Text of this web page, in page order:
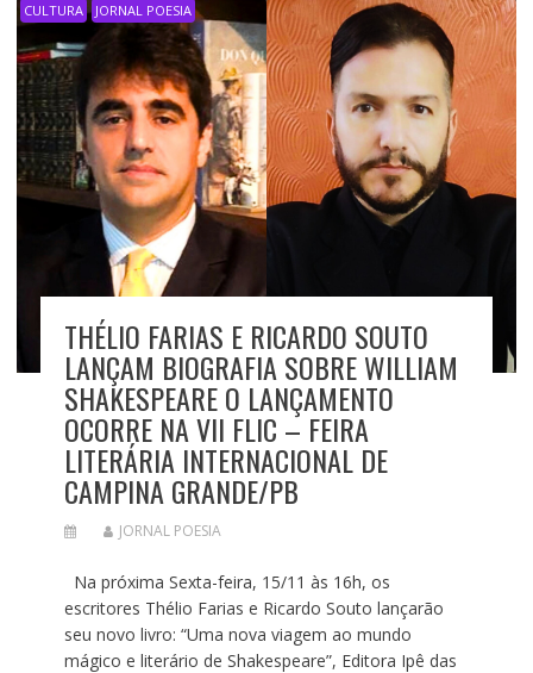
CULTURA JORNAL POESIA
THÉLIO FARIAS E RICARDO SOUTO
LANÇAM BIOGRAFIA SOBRE WILLIAM
SHAKESPEARE O LANÇAMENTO
OCORRE NA VII FLIC – FEIRA
LITERÁRIA INTERNACIONAL DE
CAMPINA GRANDE/PB
JORNAL POESIA
Na próxima Sexta-feira, 15/11 às 16h, os
escritores Thélio Farias e Ricardo Souto lançarão
seu novo livro: “Uma nova viagem ao mundo
mágico e literário de Shakespeare”, Editora Ipê das